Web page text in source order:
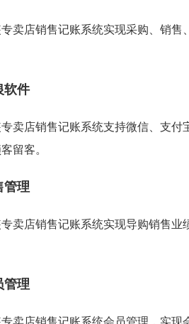
专卖店销售记账系统实现采购、销
软件
专卖店销售记账系统支持微信、支
留客。
管理
专卖店销售记账系统实现导购销售
管理
专卖店销售记账系统会员管理，实